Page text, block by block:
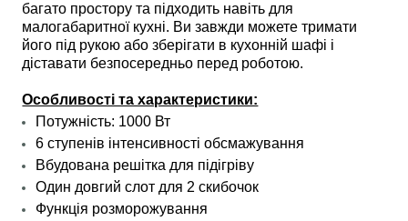
багато простору та підходить навіть для
малогабаритної кухні. Ви завжди можете тримати
його під рукою або зберігати в кухонній шафі і
діставати безпосередньо перед роботою.
Особливості та характеристики:
Потужність: 1000 Вт
6 ступенів інтенсивності обсмажування
Вбудована решітка для підігріву
Один довгий слот для 2 скибочок
Функція розморожування